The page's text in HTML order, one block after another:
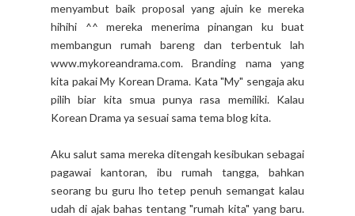
menyambut baik proposal yang ajuin ke mereka
hihihi ^^ mereka menerima pinangan ku buat
membangun rumah bareng dan terbentuk lah
www.mykoreandrama.com. Branding nama yang
kita pakai My Korean Drama. Kata "My" sengaja aku
pilih biar kita smua punya rasa memiliki. Kalau
Korean Drama ya sesuai sama tema blog kita.
Aku salut sama mereka ditengah kesibukan sebagai
pagawai kantoran, ibu rumah tangga, bahkan
seorang bu guru lho tetep penuh semangat kalau
udah di ajak bahas tentang "rumah kita" yang baru.